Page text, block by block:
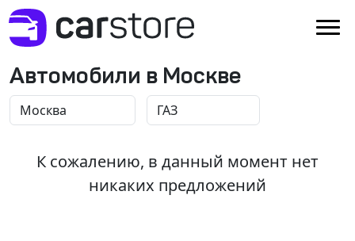
Автомобили в Москве
К сожалению, в данный момент нет
никаких предложений